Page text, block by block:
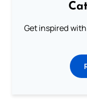
Get inspired